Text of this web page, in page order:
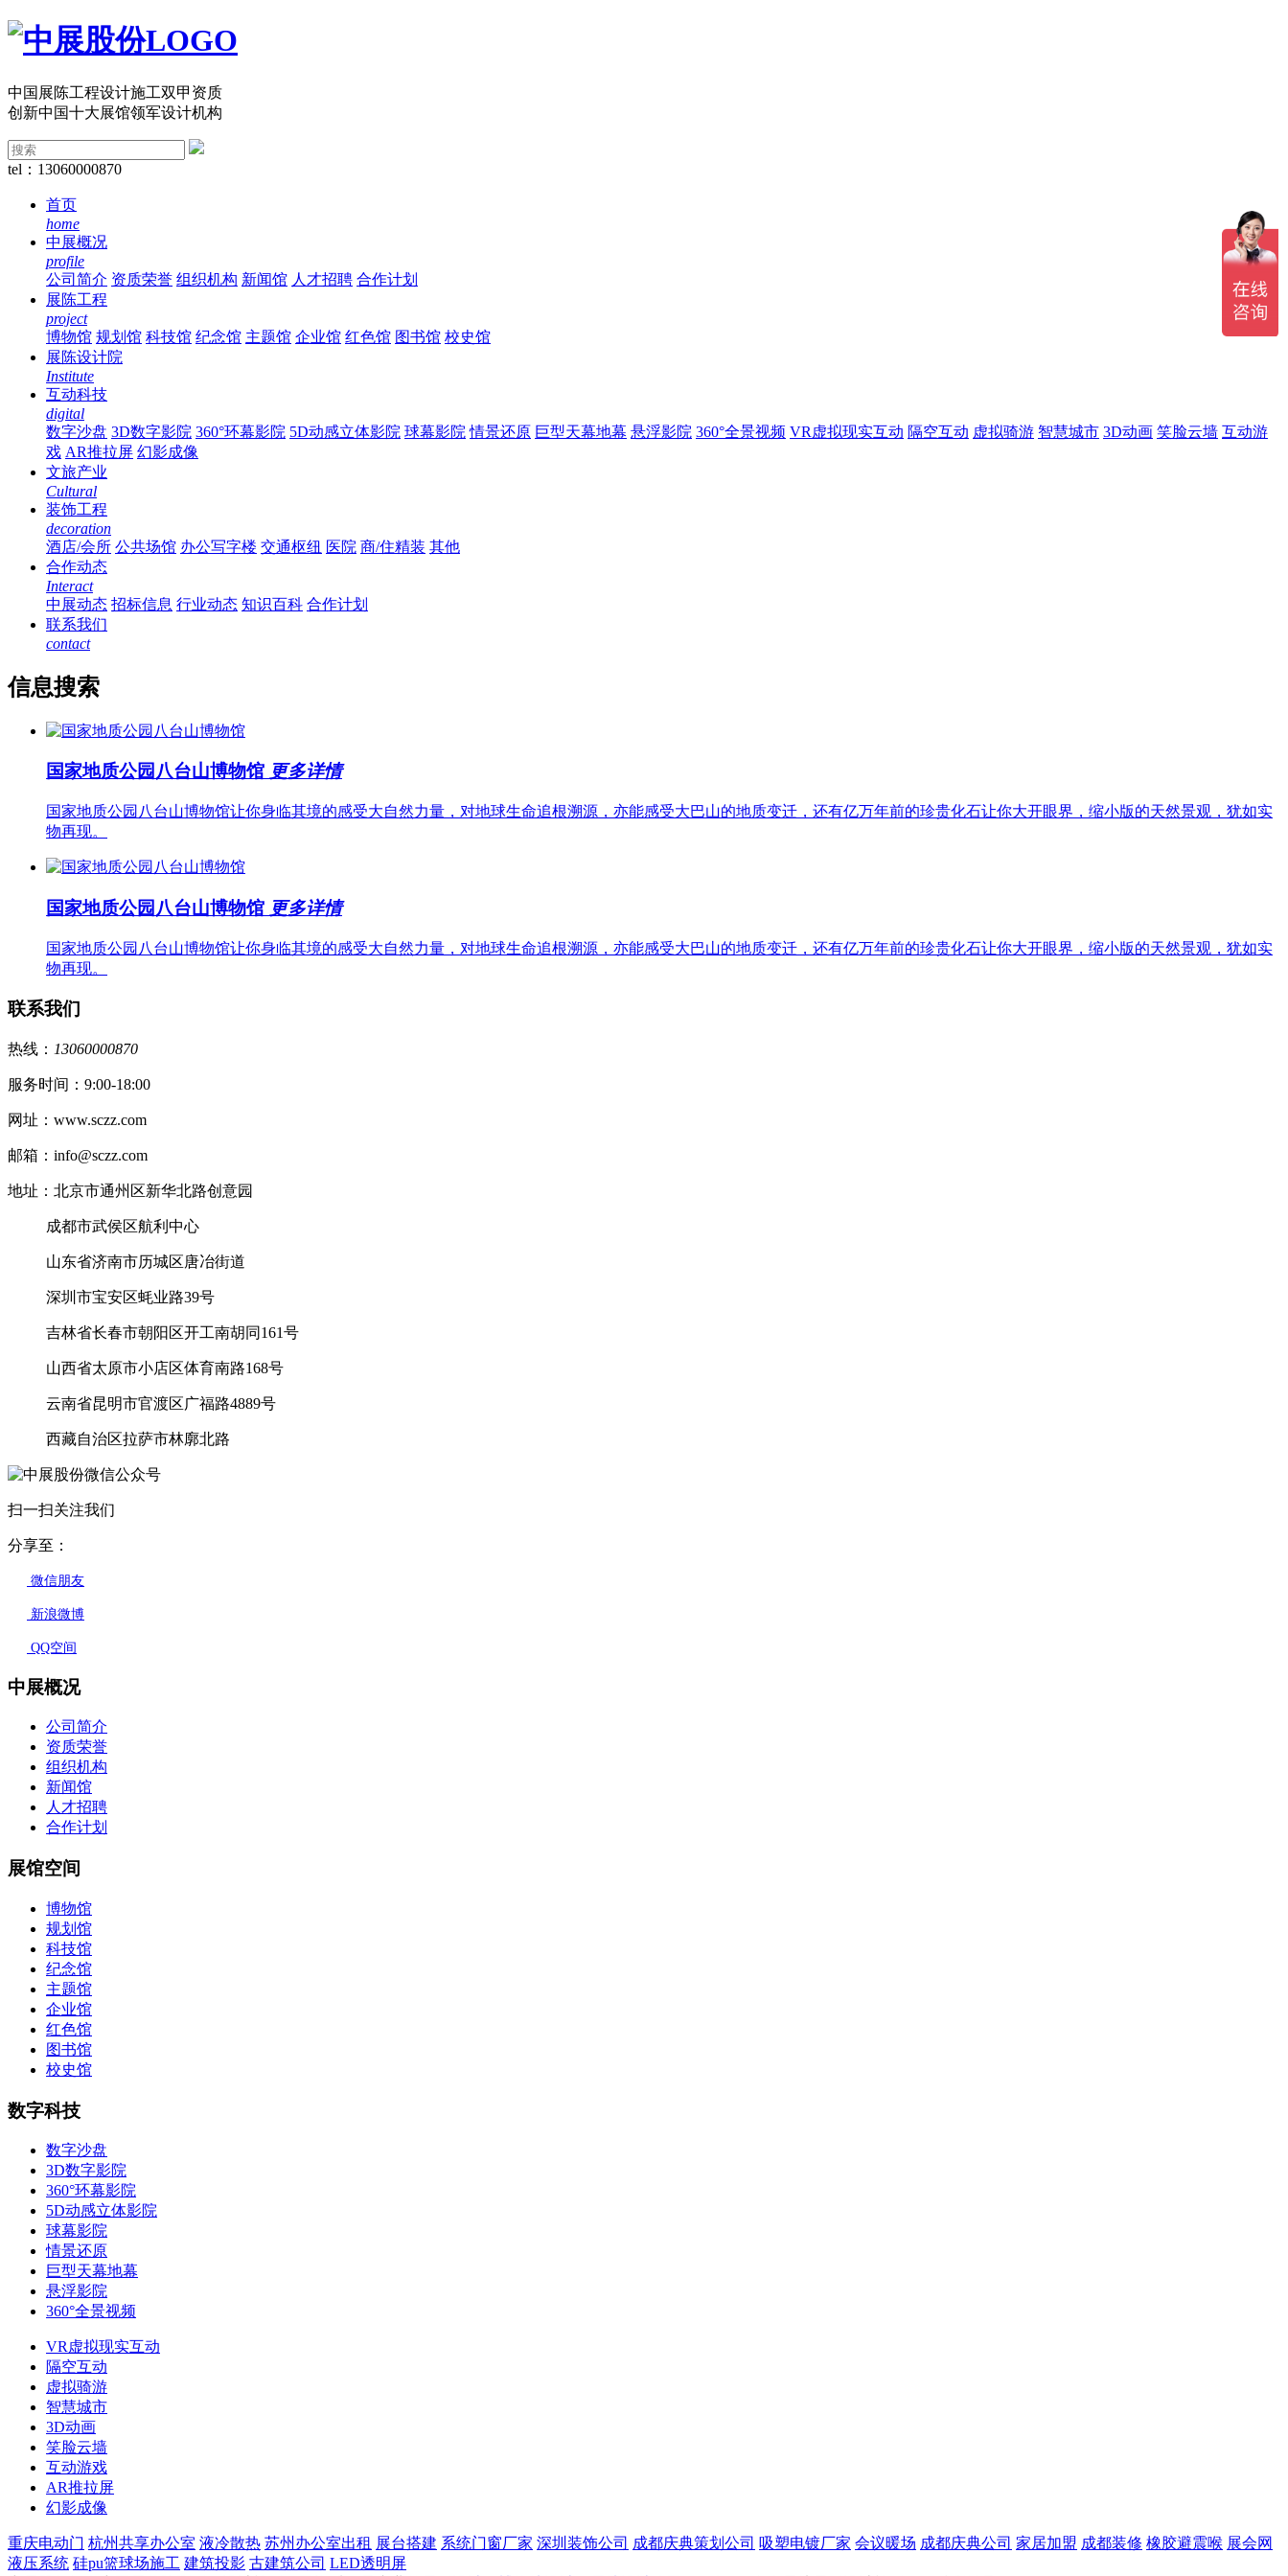
中国展陈工程设计施工双甲资质
创新中国十大展馆领军设计机构
tel：13060000870
首页
home
中展概况
profile
公司简介 资质荣誉 组织机构 新闻馆 人才招聘 合作计划
展陈工程
project
博物馆 规划馆 科技馆 纪念馆 主题馆 企业馆 红色馆 图书馆 校史馆
展陈设计院
Institute
互动科技
digital
数字沙盘 3D数字影院 360°环幕影院 5D动感立体影院 球幕影院 情景还原 巨型天幕地幕 悬浮影院 360°全景视频 VR虚拟现实互动 隔空互动 虚拟骑游 智慧城市 3D动画 笑脸云墙 互动游
戏 AR推拉屏 幻影成像
文旅产业
Cultural
装饰工程
decoration
酒店/会所 公共场馆 办公写字楼 交通枢纽 医院 商/住精装 其他
合作动态
Interact
中展动态 招标信息 行业动态 知识百科 合作计划
联系我们
contact
信息搜索
国家地质公园八台山博物馆 更多详情
国家地质公园八台山博物馆让你身临其境的感受大自然力量，对地球生命追根溯源，亦能感受大巴山的地质变迁，还有亿万年前的珍贵化石让你大开眼界，缩小版的天然景观，犹如实
物再现。
国家地质公园八台山博物馆 更多详情
国家地质公园八台山博物馆让你身临其境的感受大自然力量，对地球生命追根溯源，亦能感受大巴山的地质变迁，还有亿万年前的珍贵化石让你大开眼界，缩小版的天然景观，犹如实
物再现。
联系我们
热线： 13060000870
服务时间：9:00-18:00
网址：www.sczz.com
邮箱：info@sczz.com
地址：北京市通州区新华北路创意园
成都市武侯区航利中心
山东省济南市历城区唐冶街道
深圳市宝安区蚝业路39号
吉林省长春市朝阳区开工南胡同161号
山西省太原市小店区体育南路168号
云南省昆明市官渡区广福路4889号
西藏自治区拉萨市林廓北路
扫一扫关注我们
分享至：
微信朋友
新浪微博
QQ空间
中展概况
公司简介
资质荣誉
组织机构
新闻馆
人才招聘
合作计划
展馆空间
博物馆
规划馆
科技馆
纪念馆
主题馆
企业馆
红色馆
图书馆
校史馆
数字科技
数字沙盘
3D数字影院
360°环幕影院
5D动感立体影院
球幕影院
情景还原
巨型天幕地幕
悬浮影院
360°全景视频
VR虚拟现实互动
隔空互动
虚拟骑游
智慧城市
3D动画
笑脸云墙
互动游戏
AR推拉屏
幻影成像
重庆电动门 杭州共享办公室 液冷散热 苏州办公室出租 展台搭建 系统门窗厂家 深圳装饰公司 成都庆典策划公司 吸塑电镀厂家 会议暖场 成都庆典公司 家居加盟 成都装修 橡胶避震喉 展会网
液压系统 硅pu篮球场施工 建筑投影 古建筑公司 LED透明屏